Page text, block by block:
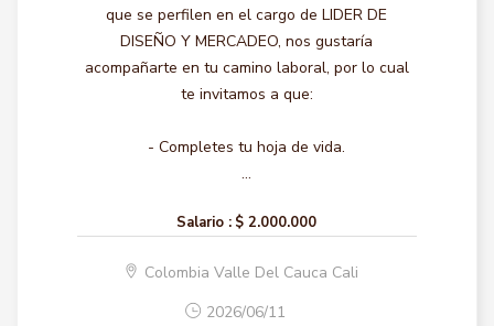
que se perfilen en el cargo de LIDER DE
DISEÑO Y MERCADEO, nos gustaría
acompañarte en tu camino laboral, por lo cual
te invitamos a que:
- Completes tu hoja de vida.
...
Salario : $ 2.000.000
Colombia Valle Del Cauca Cali
2026/06/11